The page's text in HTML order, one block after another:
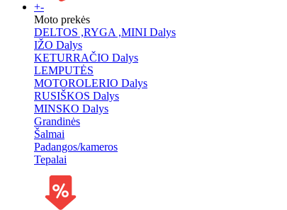
+-
Moto prekės
DELTOS ,RYGA ,MINI Dalys
IŽO Dalys
KETURRAČIO Dalys
LEMPUTĖS
MOTOROLERIO Dalys
RUSIŠKOS Dalys
MINSKO Dalys
Grandinės
Šalmai
Padangos/kameros
Tepalai